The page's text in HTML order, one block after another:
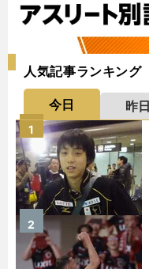
人気記事ランキング
今日 昨日
1
2